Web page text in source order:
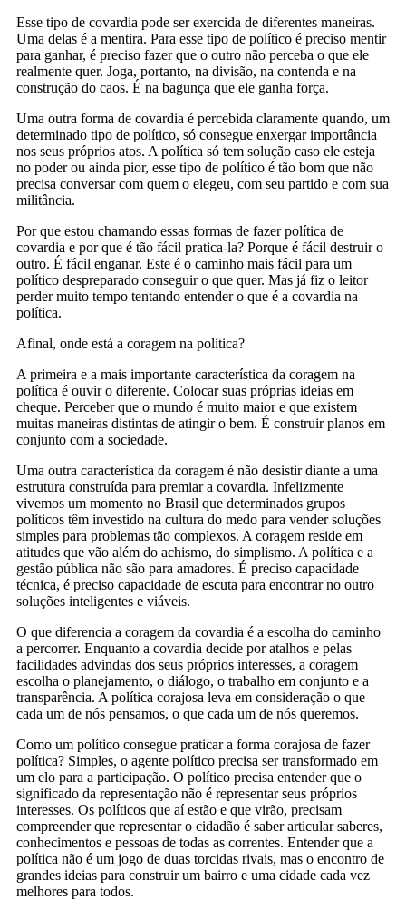
Esse tipo de covardia pode ser exercida de diferentes maneiras.
Uma delas é a mentira. Para esse tipo de político é preciso mentir
para ganhar, é preciso fazer que o outro não perceba o que ele
realmente quer. Joga, portanto, na divisão, na contenda e na
construção do caos. É na bagunça que ele ganha força.
Uma outra forma de covardia é percebida claramente quando, um
determinado tipo de político, só consegue enxergar importância
nos seus próprios atos. A política só tem solução caso ele esteja
no poder ou ainda pior, esse tipo de político é tão bom que não
precisa conversar com quem o elegeu, com seu partido e com sua
militância.
Por que estou chamando essas formas de fazer política de
covardia e por que é tão fácil pratica-la? Porque é fácil destruir o
outro. É fácil enganar. Este é o caminho mais fácil para um
político despreparado conseguir o que quer. Mas já fiz o leitor
perder muito tempo tentando entender o que é a covardia na
política.
Afinal, onde está a coragem na política?
A primeira e a mais importante característica da coragem na
política é ouvir o diferente. Colocar suas próprias ideias em
cheque. Perceber que o mundo é muito maior e que existem
muitas maneiras distintas de atingir o bem. É construir planos em
conjunto com a sociedade.
Uma outra característica da coragem é não desistir diante a uma
estrutura construída para premiar a covardia. Infelizmente
vivemos um momento no Brasil que determinados grupos
políticos têm investido na cultura do medo para vender soluções
simples para problemas tão complexos. A coragem reside em
atitudes que vão além do achismo, do simplismo. A política e a
gestão pública não são para amadores. É preciso capacidade
técnica, é preciso capacidade de escuta para encontrar no outro
soluções inteligentes e viáveis.
O que diferencia a coragem da covardia é a escolha do caminho
a percorrer. Enquanto a covardia decide por atalhos e pelas
facilidades advindas dos seus próprios interesses, a coragem
escolha o planejamento, o diálogo, o trabalho em conjunto e a
transparência. A política corajosa leva em consideração o que
cada um de nós pensamos, o que cada um de nós queremos.
Como um político consegue praticar a forma corajosa de fazer
política? Simples, o agente político precisa ser transformado em
um elo para a participação. O político precisa entender que o
significado da representação não é representar seus próprios
interesses. Os políticos que aí estão e que virão, precisam
compreender que representar o cidadão é saber articular saberes,
conhecimentos e pessoas de todas as correntes. Entender que a
política não é um jogo de duas torcidas rivais, mas o encontro de
grandes ideias para construir um bairro e uma cidade cada vez
melhores para todos.